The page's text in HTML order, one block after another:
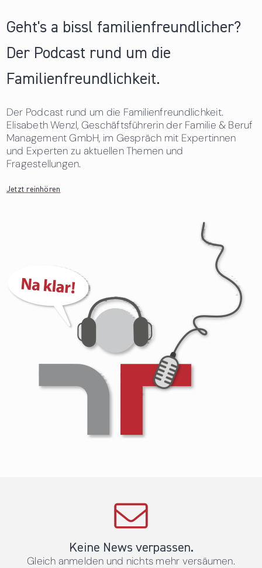
Geht's a bissl familienfreundlicher?
Der Podcast rund um die
Familienfreundlichkeit.
Der Podcast rund um die Familienfreundlichkeit.
Elisabeth Wenzl, Geschäftsführerin der Familie & Beruf
Management GmbH, im Gespräch mit Expertinnen
und Experten zu aktuellen Themen und
Fragestellungen.
Jetzt reinhören
Keine News verpassen.
Gleich anmelden und nichts mehr versäumen.